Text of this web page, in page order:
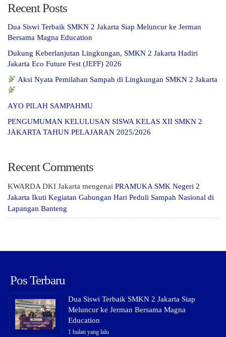
Recent Posts
Dua Siswi Terbaik SMKN 2 Jakarta Siap Meluncur ke Jerman
Bersama Magna Education
Dukung Keberlanjutan Lingkungan, SMKN 2 Jakarta Hadiri
Jakarta Eco Future Fest (JEFF) 2026
Aksi Nyata Pemilahan Sampah di Lingkungan SMKN 2 Jakarta
AYO PILAH SAMPAHMU
PENGUMUMAN KELULUSAN SISWA KELAS XII SMKN 2
JAKARTA TAHUN PELAJARAN 2025/2026
Recent Comments
KWARDA DKI Jakarta mengenai PRAMUKA SMK Negeri 2
Jakarta Ikuti Kegiatan Gabungan Hari Peduli Sampah Nasional di
Lapangan Banteng
Pos Terbaru
Dua Siswi Terbaik SMKN 2 Jakarta Siap
Meluncur ke Jerman Bersama Magna
Education
1 bulan yang lalu